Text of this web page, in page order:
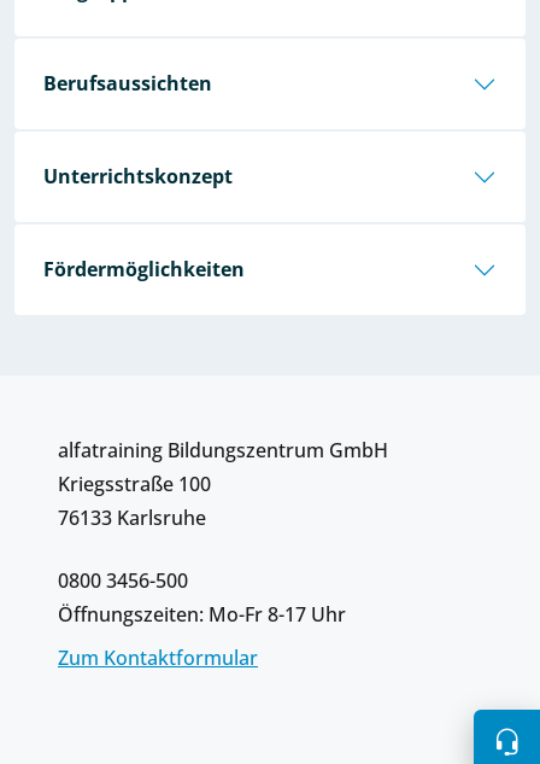
Berufsaussichten
Unterrichtskonzept
Fördermöglichkeiten
alfatraining Bildungszentrum GmbH
Kriegsstraße 100
76133 Karlsruhe
0800 3456-500
Öffnungszeiten: Mo-Fr 8-17 Uhr
Zum Kontaktformular